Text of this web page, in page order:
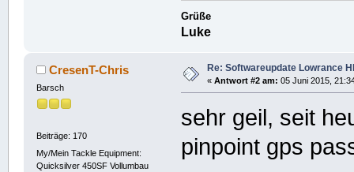
Grüße
Luke
CresenT-Chris
Barsch
Beiträge: 170
My/Mein Tackle Equipment:
Quicksilver 450SF Vollumbau
Re: Softwareupdate Lowrance
« Antwort #2 am: 05 Juni 2015,
sehr geil, seit
pinpoint gps